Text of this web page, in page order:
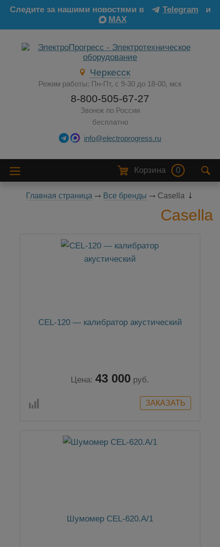
Следите за нашими новостями в Telegram
и
MAX
Черкесск
Режим работы: Пн-Пт, с 9-30 до 18-00, мск
8-800-505-67-27
Звонок по России
бесплатно
info@electroprogress.ru
Корзина 0
Главная страница Все бренды Casella
Casella
CEL-120 — калибратор акустический
Цена: 43 000 руб.
Шумомер CEL-620.A/1